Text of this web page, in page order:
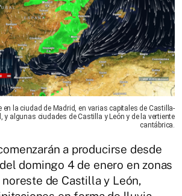
en la ciudad de Madrid, en varias capitales de Castilla-
y algunas ciudades de Castilla y León y de la vertiente
cantábrica.
a producirse desde
domingo 4 de enero en zonas
de Castilla y León,